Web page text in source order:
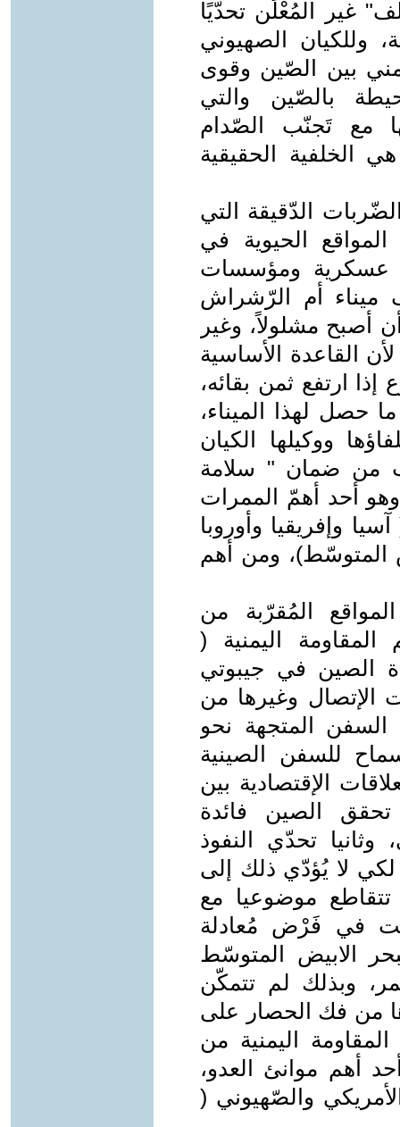
غير المُعْلَن تحدّيًا
وللكيان الصهيوني
بين الصّين وقوى
بالصّين والتي
مع تَجنّب الصّدام
الخلفية الحقيقية
الدّقيقة التي
الحيوية في
عسكرية ومؤسسات
ميناء أم الرّشراش
أصبح مشلولاً، وغير
القاعدة الأساسية
ارتفع ثمن بقائه،
حصل لهذا الميناء،
ووكيلها الكيان
من ضمان " سلامة
وهو أحد أهمّ الممرات
وإفريقيا وأوروبا
المتوسّط)، ومن أهم
المُقرّبة من
المقاومة اليمنية (
الصين في جيبوتي
الإتصال وغيرها من
المتجهة نحو
للسفن الصينية
الإقتصادية بين
تحقق الصين فائدة
وثانيا تحدّي النفوذ
لا يُؤدّي ذلك إلى
موضوعيا مع
في فَرْض مُعادلة
الابيض المتوسّط
وبذلك لم تتمكّن
من فك الحصار على
اليمنية من
أهم موانئ العدو،
والصّهيوني (